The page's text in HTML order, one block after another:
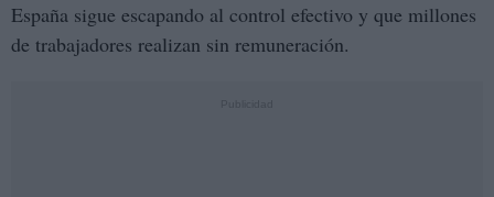
España sigue escapando al control efectivo y que millones
de trabajadores realizan sin remuneración.